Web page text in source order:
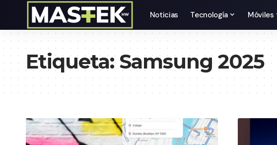
Noticias Tecnología Móviles
Etiqueta:Samsung 2025